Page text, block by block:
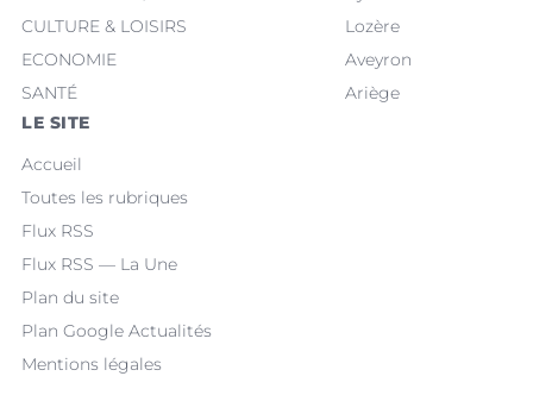
CULTURE & LOISIRS
ECONOMIE
SANTÉ
Lozère
Aveyron
Ariège
LE SITE
Accueil
Toutes les rubriques
Flux RSS
Flux RSS — La Une
Plan du site
Plan Google Actualités
Mentions légales